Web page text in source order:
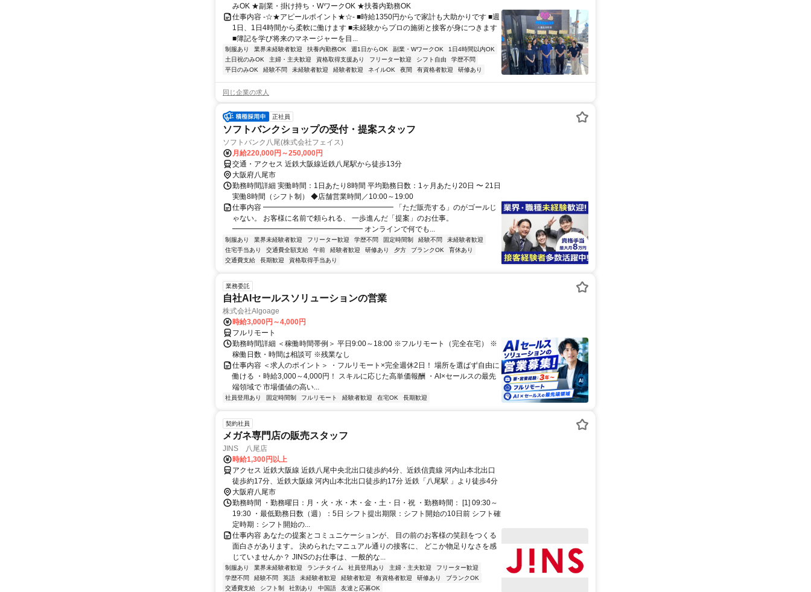
みOK ★副業・掛け持ち・WワークOK ★扶養内勤務OK
仕事内容 -☆★アピールポイント★☆- ■時給1350円からで家計も大助かりです ■週
1日、1日4時間から柔軟に働けます ■未経験からプロの施術と接客が身につきます
■簿記を学び将来のマネージャーを目...
制服あり 業界未経験者歓迎 扶養内勤務OK 週1日からOK 副業・WワークOK
1日4時間以内OK
土日祝のみOK
主婦・主夫歓迎 資格取得支援あり フリーター歓迎 シフト自由
学歴不問
平日のみOK
経験不問 未経験者歓迎 経験者歓迎 ネイルOK 夜間 有資格者歓迎 研修あり
同じ企業の求人
正社員
ソフトバンクショップの受付・提案スタッフ
ソフトバンク八尾(株式会社フェイス)
月給220,000円～250,000円
交通・アクセス 近鉄大阪線近鉄八尾駅から徒歩13分
大阪府八尾市
勤務時間詳細 実働時間：1日あたり8時間 平均勤務日数：1ヶ月あたり20日 〜 21日
実働8時間（シフト制） ◆店舗営業時間／10:00～19:00
仕事内容 ━━━━━━━━━━━━━━━━━━ 「ただ販売する」のがゴールじ
ゃない。 お客様に名前で頼られる、 一歩進んだ「提案」のお仕事。
━━━━━━━━━━━━━━━━━━ オンラインで何でも...
制服あり 業界未経験者歓迎 フリーター歓迎 学歴不問 固定時間制 経験不問
未経験者歓迎
住宅手当あり
交通費全額支給 午前 経験者歓迎 研修あり 夕方 ブランクOK
育休あり
交通費支給
長期歓迎 資格取得手当あり
業務委託
自社AIセールスソリューションの営業
株式会社Algoage
時給3,000円～4,000円
フルリモート
勤務時間詳細 ＜稼働時間帯例＞ 平日9:00～18:00 ※フルリモート（完全在宅） ※
稼働日数・時間は相談可 ※残業なし
仕事内容 ＜求人のポイント＞ ・フルリモート×完全週休2日！ 場所を選ばず自由に
働ける ・時給3,000～4,000円！ スキルに応じた高単価報酬 ・AI×セールスの最先
端領域で 市場価値の高い...
社員登用あり 固定時間制 フルリモート 経験者歓迎 在宅OK 長期歓迎
契約社員
メガネ専門店の販売スタッフ
JINS 八尾店
時給1,300円以上
アクセス 近鉄大阪線 近鉄八尾中央北出口徒歩約4分、近鉄信貴線 河内山本北出口
徒歩約17分、近鉄大阪線 河内山本北出口徒歩約17分 近鉄「八尾駅 」より徒歩4分
大阪府八尾市
勤務時間 ・勤務曜日：月・火・水・木・金・土・日・祝 ・勤務時間： [1] 09:30～
19:30 ・最低勤務日数（週）：5日 シフト提出期限：シフト開始の10日前 シフト確
定時期：シフト開始の...
仕事内容 あなたの提案とコミュニケーションが、 目の前のお客様の笑顔をつくる
面白さがあります。 決められたマニュアル通りの接客に、 どこか物足りなさを感
じていませんか？ JINSのお仕事は、一般的な...
制服あり 業界未経験者歓迎 ランチタイム 社員登用あり 主婦・主夫歓迎
フリーター歓迎
学歴不問
経験不問 英語 未経験者歓迎 経験者歓迎 有資格者歓迎 研修あり
ブランクOK
交通費支給
シフト制 社割あり 中国語 友達と応募OK